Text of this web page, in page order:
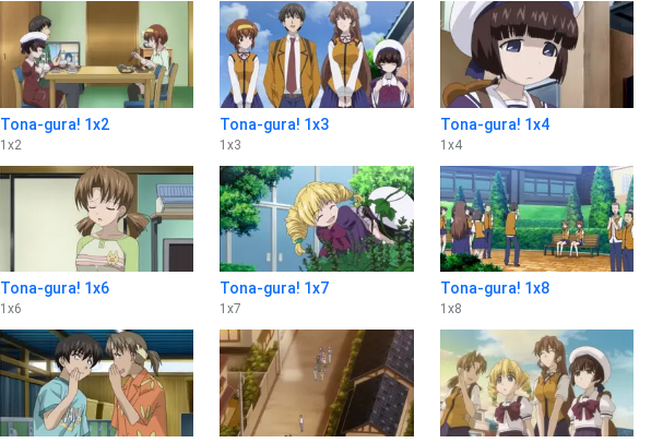
Tona-gura! 1x2
1 x2
Tona-gura! 1x3
1 x3
Tona-gura! 1x4
1 x4
Tona-gura! 1x6
1 x6
Tona-gura! 1x7
1 x7
Tona-gura! 1x8
1 x8